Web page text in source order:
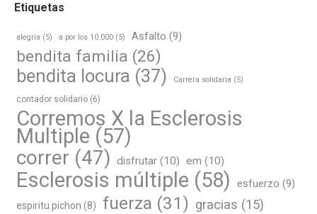
Etiquetas
alegria (5) a por los 10.000 (5) Asfalto (9)
bendita familia (26)
bendita locura (37) Carrera solidaria (5)
contador solidario (6)
Corremos X la Esclerosis
Multiple (57)
correr (47) disfrutar (10) em (10)
Esclerosis múltiple (58) esfuerzo (9)
espiritu pichon (8) fuerza (31) gracias (15)